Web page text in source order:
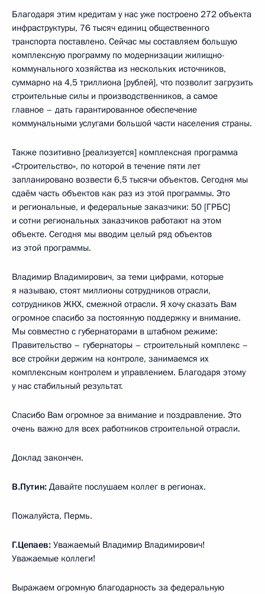
Благодаря этим кредитам у нас уже построено 272 объекта
инфраструктуры, 76 тысяч единиц общественного
транспорта поставлено. Сейчас мы составляем большую
комплексную программу по модернизации жилищно-
коммунального хозяйства из нескольких источников,
суммарно на 4,5 триллиона [рублей], что позволит загрузить
строительные силы и производственников, а самое
главное – дать гарантированное обеспечение
коммунальными услугами большой части населения страны.
Также позитивно [реализуется] комплексная программа
«Строительство», по которой в течение пяти лет
запланировано возвести 6,5 тысячи объектов. Сегодня мы
сдаём часть объектов как раз из этой программы. Это
и региональные, и федеральные заказчики: 50 [ГРБС]
и сотни региональных заказчиков работают на этом
объекте. Сегодня мы вводим целый ряд объектов
из этой программы.
Владимир Владимирович, за теми цифрами, которые
я называю, стоят миллионы сотрудников отрасли,
сотрудников ЖКХ, смежной отрасли. Я хочу сказать Вам
огромное спасибо за постоянную поддержку и внимание.
Мы совместно с губернаторами в штабном режиме:
Правительство – губернаторы – строительный комплекс –
все стройки держим на контроле, занимаемся их
комплексным контролем и управлением. Благодаря этому
у нас стабильный результат.
Спасибо Вам огромное за внимание и поздравление. Это
очень важно для всех работников строительной отрасли.
Доклад закончен.
В.Путин: Давайте послушаем коллег в регионах.
Пожалуйста, Пермь.
Г.Цепаев: Уважаемый Владимир Владимирович!
Уважаемые коллеги!
Выражаем огромную благодарность за федеральную